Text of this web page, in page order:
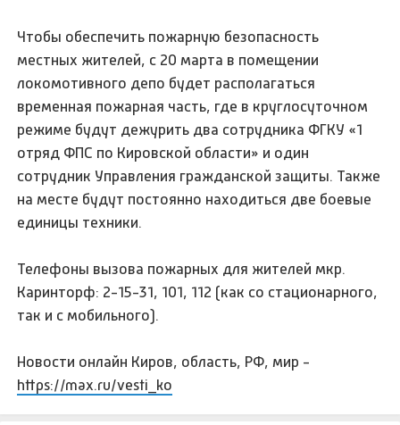
Чтобы обеспечить пожарную безопасность
местных жителей, с 20 марта в помещении
локомотивного депо будет располагаться
временная пожарная часть, где в круглосуточном
режиме будут дежурить два сотрудника ФГКУ «1
отряд ФПС по Кировской области» и один
сотрудник Управления гражданской защиты. Также
на месте будут постоянно находиться две боевые
единицы техники.
Телефоны вызова пожарных для жителей мкр.
Каринторф: 2-15-31, 101, 112 (как со стационарного,
так и с мобильного).
Новости онлайн Киров, область, РФ, мир -
https://max.ru/vesti_ko